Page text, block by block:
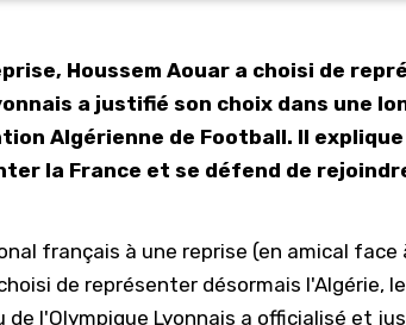
Houssem Aouar a choisi de
a justifié son choix dans une
Algérienne de Football. Il
la France et se défend de
français à une reprise (en amical face
de représenter désormais l'Algérie,
de l'Olympique Lyonnais a officialisé et